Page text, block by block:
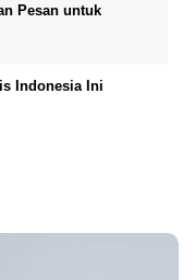
Pesan untuk
Indonesia Ini